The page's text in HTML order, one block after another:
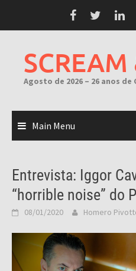
Agosto de 2026 – 26 anos de
Main Menu
Entrevista: Iggor
“horrible noise” do
08/01/2020 Homero